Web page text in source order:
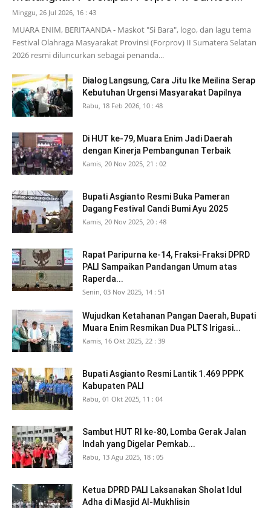
Minggu, 26 Jul 2026, 16 : 43
MUARA ENIM, BERITAANDA - Maskot "Si Bara", logo, dan lagu tema
Festival Olahraga Masyarakat Provinsi (Forprov) II Sumatera Selatan
2026 resmi diluncurkan sebagai penanda...
Dialog Langsung, Cara Jitu Ike Meilina Serap
Kebutuhan Urgensi Masyarakat Dapilnya
Rabu, 18 Feb 2026, 10 : 48
Di HUT ke-79, Muara Enim Jadi Daerah
dengan Kinerja Pembangunan Terbaik
Kamis, 20 Nov 2025, 21 : 02
Bupati Asgianto Resmi Buka Pameran
Dagang Festival Candi Bumi Ayu 2025
Kamis, 20 Nov 2025, 20 : 48
Rapat Paripurna ke-14, Fraksi-Fraksi DPRD
PALI Sampaikan Pandangan Umum atas
Raperda...
Senin, 03 Nov 2025, 14 : 51
Wujudkan Ketahanan Pangan Daerah, Bupati
Muara Enim Resmikan Dua PLTS Irigasi...
Kamis, 16 Okt 2025, 22 : 39
Bupati Asgianto Resmi Lantik 1.469 PPPK
Kabupaten PALI
Rabu, 01 Okt 2025, 11 : 04
Sambut HUT RI ke-80, Lomba Gerak Jalan
Indah yang Digelar Pemkab...
Rabu, 13 Agu 2025, 18 : 05
Ketua DPRD PALI Laksanakan Sholat Idul
Adha di Masjid Al-Mukhlisin